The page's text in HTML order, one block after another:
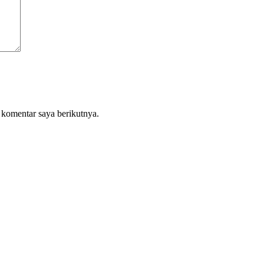
saya berikutnya.